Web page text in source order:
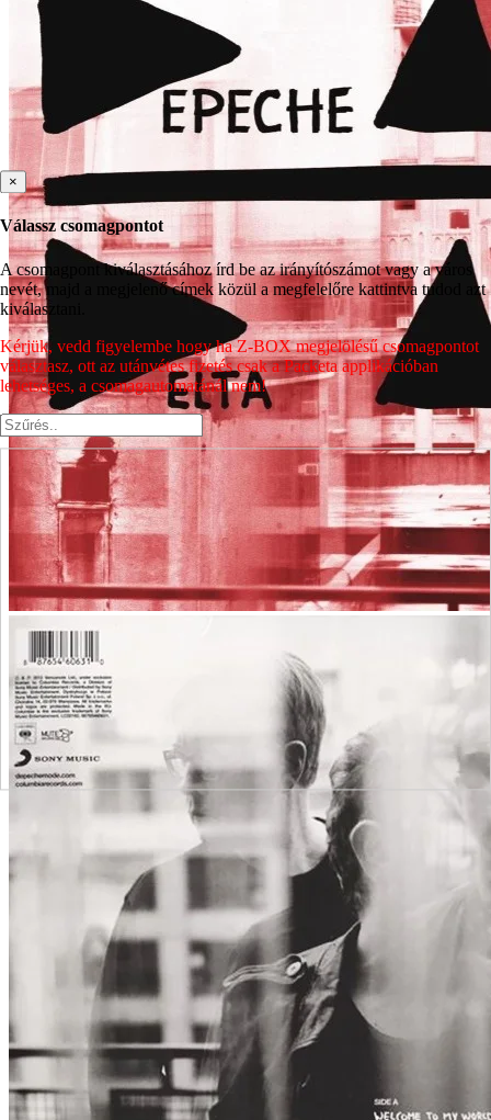
×
Válassz csomagpontot
A csomagpont kiválasztásához írd be az irányítószámot vagy a város
nevét, majd a megjelenő címek közül a megfelelőre kattintva tudod azt
kiválasztani.
Kérjük, vedd figyelembe hogy ha Z-BOX megjelölésű csomagpontot
választasz, ott az utánvétes fizetés csak a Packeta applikációban
lehetséges, a csomagautomatánál nem!